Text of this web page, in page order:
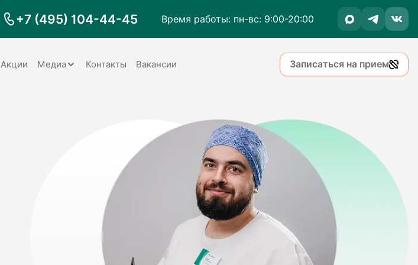
+7 (495) 104-44-45 Время работы: пн-вс: 9:00-20:00
Акции Медиа Контакты Вакансии Записаться на прием